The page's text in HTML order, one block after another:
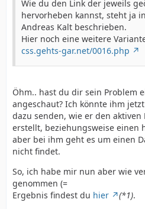
Wie du den Link der jeweils
hervorheben kannst, steht ja
Andreas Kalt beschrieben.
Hier noch eine weitere
css.gehts-gar.net/0016.php
Öhm.. hast du dir sein Problem
angeschaut? Ich könnte ihm
dazu senden, wie er den
erstellt, beziehungsweise einen
aber bei ihm geht es um einen
nicht findet.
So, ich habe mir nun aber wie
genommen (=
Ergebnis findest du hier (*1).